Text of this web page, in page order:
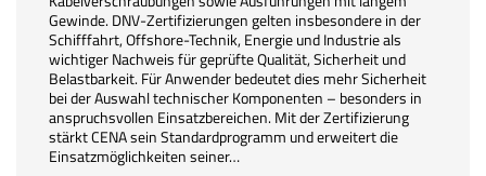
Gewinde. DNV-Zertifizierungen gelten insbesondere in der
Schifffahrt, Offshore-Technik, Energie und Industrie als
wichtiger Nachweis für geprüfte Qualität, Sicherheit und
Belastbarkeit. Für Anwender bedeutet dies mehr Sicherheit
bei der Auswahl technischer Komponenten – besonders in
anspruchsvollen Einsatzbereichen. Mit der Zertifizierung
stärkt CENA sein Standardprogramm und erweitert die
Einsatzmöglichkeiten seiner…